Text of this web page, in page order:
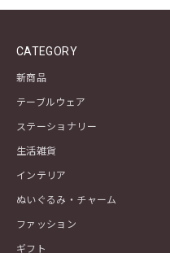
CATEGORY
新商品
テーブルウェア
ステーショナリー
生活雑貨
インテリア
ぬいぐるみ・チャーム
ファッション
ギフト